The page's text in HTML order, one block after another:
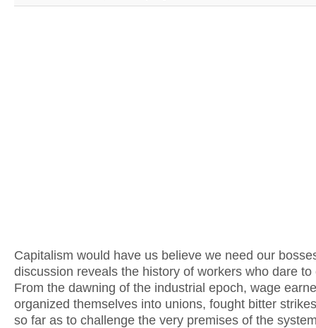
Capitalism would have us believe we need our
discussion reveals the history of workers who dare to
From the dawning of the industrial epoch, wage
organized themselves into unions, fought bitter
so far as to challenge the very premises of the